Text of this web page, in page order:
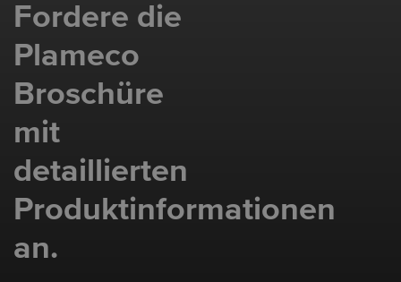
Fordere die
Plameco
Broschüre
mit
detaillierten
Produktinformationen
an.